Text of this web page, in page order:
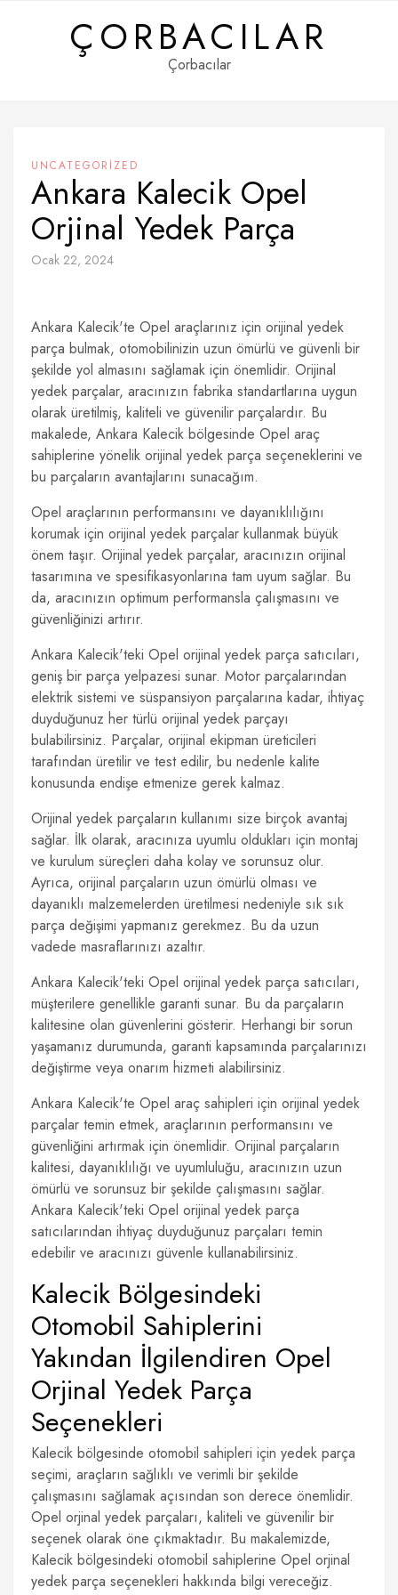
ÇORBACILAR
Çorbacılar
UNCATEGORIZED
Ankara Kalecik Opel
Orjinal Yedek Parça
Ocak 22, 2024
Ankara Kalecik'te Opel araçlarınız için orijinal yedek
parça bulmak, otomobilinizin uzun ömürlü ve güvenli bir
şekilde yol almasını sağlamak için önemlidir. Orijinal
yedek parçalar, aracınızın fabrika standartlarına uygun
olarak üretilmiş, kaliteli ve güvenilir parçalardır. Bu
makalede, Ankara Kalecik bölgesinde Opel araç
sahiplerine yönelik orijinal yedek parça seçeneklerini ve
bu parçaların avantajlarını sunacağım.
Opel araçlarının performansını ve dayanıklılığını
korumak için orijinal yedek parçalar kullanmak büyük
önem taşır. Orijinal yedek parçalar, aracınızın orijinal
tasarımına ve spesifikasyonlarına tam uyum sağlar. Bu
da, aracınızın optimum performansla çalışmasını ve
güvenliğinizi artırır.
Ankara Kalecik'teki Opel orijinal yedek parça satıcıları,
geniş bir parça yelpazesi sunar. Motor parçalarından
elektrik sistemi ve süspansiyon parçalarına kadar, ihtiyaç
duyduğunuz her türlü orijinal yedek parçayı
bulabilirsiniz. Parçalar, orijinal ekipman üreticileri
tarafından üretilir ve test edilir, bu nedenle kalite
konusunda endişe etmenize gerek kalmaz.
Orijinal yedek parçaların kullanımı size birçok avantaj
sağlar. İlk olarak, aracınıza uyumlu oldukları için montaj
ve kurulum süreçleri daha kolay ve sorunsuz olur.
Ayrıca, orijinal parçaların uzun ömürlü olması ve
dayanıklı malzemelerden üretilmesi nedeniyle sık sık
parça değişimi yapmanız gerekmez. Bu da uzun
vadede masraflarınızı azaltır.
Ankara Kalecik'teki Opel orijinal yedek parça satıcıları,
müşterilere genellikle garanti sunar. Bu da parçaların
kalitesine olan güvenlerini gösterir. Herhangi bir sorun
yaşamanız durumunda, garanti kapsamında parçalarınızı
değiştirme veya onarım hizmeti alabilirsiniz.
Ankara Kalecik'te Opel araç sahipleri için orijinal yedek
parçalar temin etmek, araçlarının performansını ve
güvenliğini artırmak için önemlidir. Orijinal parçaların
kalitesi, dayanıklılığı ve uyumluluğu, aracınızın uzun
ömürlü ve sorunsuz bir şekilde çalışmasını sağlar.
Ankara Kalecik'teki Opel orijinal yedek parça
satıcılarından ihtiyaç duyduğunuz parçaları temin
edebilir ve aracınızı güvenle kullanabilirsiniz.
Kalecik Bölgesindeki
Otomobil Sahiplerini
Yakından İlgilendiren Opel
Orjinal Yedek Parça
Seçenekleri
Kalecik bölgesinde otomobil sahipleri için yedek parça
seçimi, araçların sağlıklı ve verimli bir şekilde
çalışmasını sağlamak açısından son derece önemlidir.
Opel orjinal yedek parçaları, kaliteli ve güvenilir bir
seçenek olarak öne çıkmaktadır. Bu makalemizde,
Kalecik bölgesindeki otomobil sahiplerine Opel orjinal
yedek parça seçenekleri hakkında bilgi vereceğiz.